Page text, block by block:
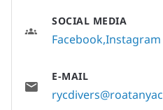
SOCIAL MEDIA
FacebookInstagram
E-MAIL